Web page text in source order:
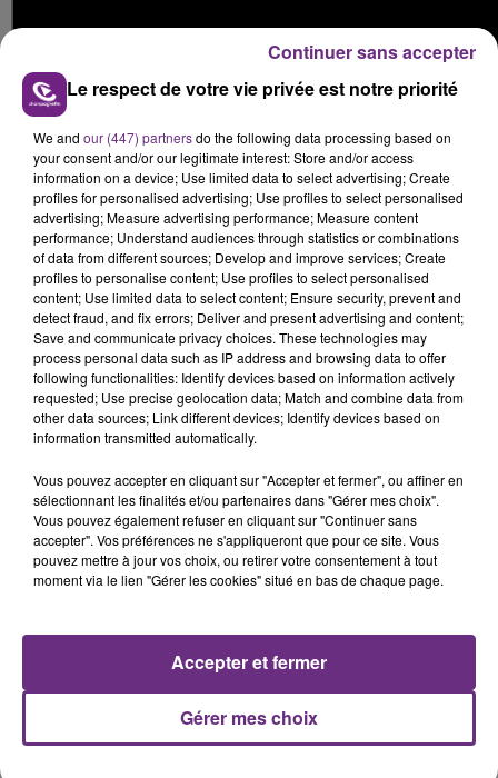
FIL D'ACTUS
LA CENTRALE NUCLÉAIRE DE CHOOZ
Cela fait déjà une semaine que la centrale
nucléaire ardennaise est à l'arrêt. Une situation
justifiée par la sécheresse intense qui est toujours
présente.
LE MAGASIN JOUÉCLUB DE REIMS FERME
SES PORTES
Le respect de votre vie privée est notre priorité
We and our (447) partnersdo the following data processing based on
your consent and/or our legitimate interest: Store and/or access
information on a device; Use limited data to select advertising; Create
profiles for personalised advertising; Use profiles to select personalised
advertising; Measure advertising performance; Measure content
performance; Understand audiences through statistics or combinations
of data from different sources; Develop and improve services; Create
profiles to personalise content; Use profiles to select personalised
content; Use limited data to select content; Ensure security, prevent and
detect fraud, and fix errors; Deliver and present advertising and content;
Save and communicate privacy choices. These technologies may
process personal data such as IP address and browsing data to offer
following functionalities: Identify devices based on information actively
requested; Use precise geolocation data; Match and combine data from
other data sources; Link different devices; Identify devices based on
information transmitted automatically.
Vous pouvez accepter en cliquant sur "Accepter et fermer", ou affiner en
sélectionnant les finalités et/ou partenaires dans "Gérer mes choix".
Vous pouvez également refuser en cliquant sur "Continuer sans
accepter". Vos préférences ne s'appliqueront que pour ce site. Vous
pouvez mettre à jour vos choix, ou retirer votre consentement à tout
moment via le lien "Gérer les cookies" situé en bas de chaque page.
Gérer mes choix
Accepter et fermer
Continuer sans accepter